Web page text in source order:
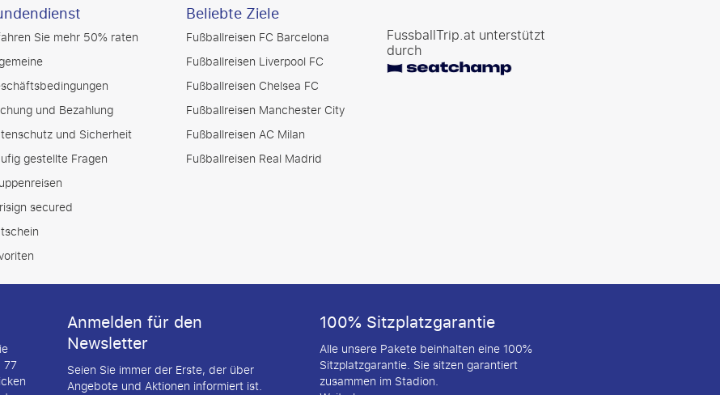
Sie mehr 50% raten
und Bezahlung
und Sicherheit
gestellte Fragen
secured
Beliebte Ziele
Fußballreisen FC Barcelona
Fußballreisen Liverpool FC
Fußballreisen Chelsea FC
Fußballreisen Manchester City
Fußballreisen AC Milan
Fußballreisen Real Madrid
FussballTrip.at unterstützt
durch
77
Anmelden für den
Newsletter
Seien Sie immer der Erste, der über
Angebote und Aktionen informiert ist.
100% Sitzplatzgarantie
Alle unsere Pakete beinhalten eine 100%
Sitzplatzgarantie. Sie sitzen garantiert
zusammen im Stadion.